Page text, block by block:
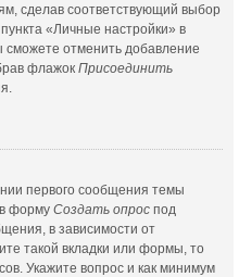
сделав соответствующий выбор
«Личные настройки» в
отменить добавление
флажок Присоединить
первого сообщения темы
форму Создать опрос под
в зависимости от
такой вкладки или формы, то
Укажите вопрос и как минимум